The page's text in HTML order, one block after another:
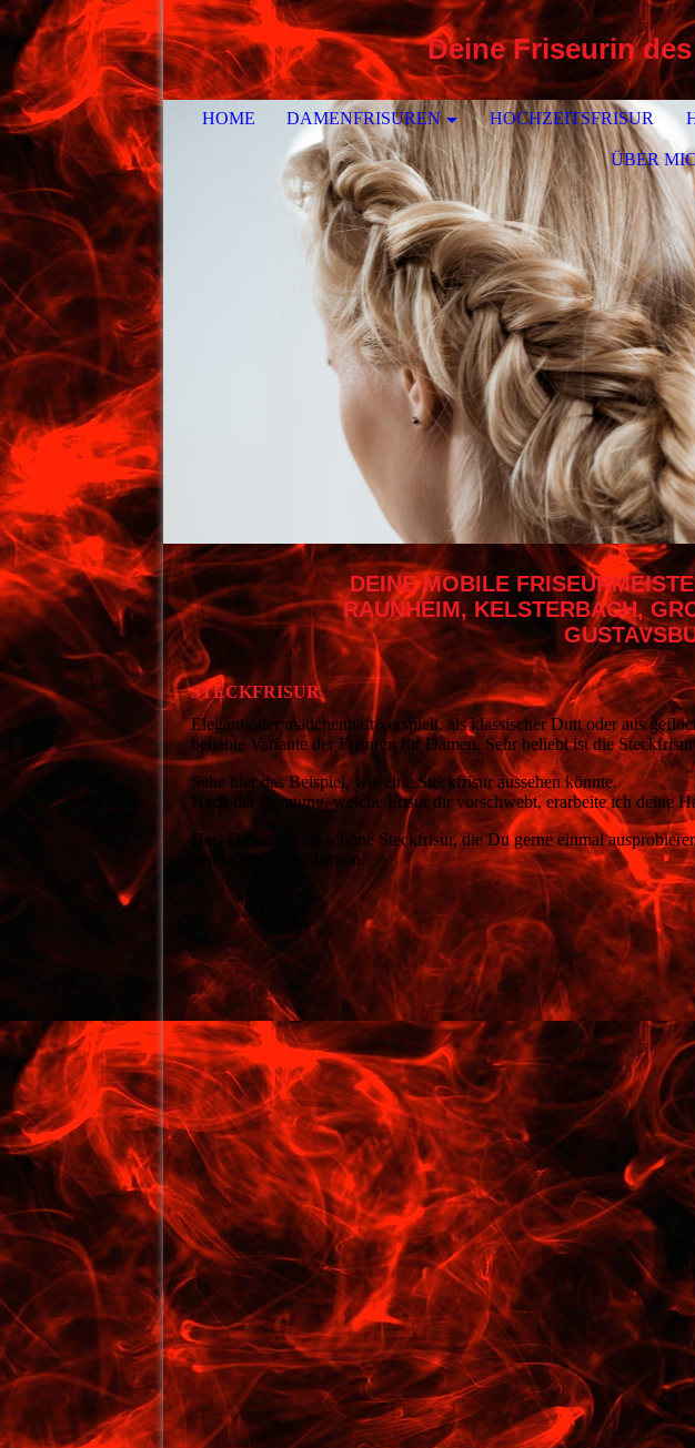
Deine Friseurin
HOME DAMENFRISUREN HOCHZEITSFRISUR
ÜBER
DEINE MOBILE
RAUNHEIM, KELSTERBACH,
STECKFRISUR
Elegant oder mädchenhaft-verspielt, als klassischer Dutt oder aus
beliebte Variante der Frisuren für Damen. Sehr beliebt ist die
Sehe hier das Beispiel, wie eine Steckfrisur aussehen könnte.
Nach der Beratung, welche Frisur dir vorschwebt, erarbeite ich deine
Hast Du auch eine schöne Steckfrisur, die Du gerne einmal
vereinbare einen Termin.